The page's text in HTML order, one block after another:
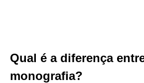
Qual é a diferença
monografia?